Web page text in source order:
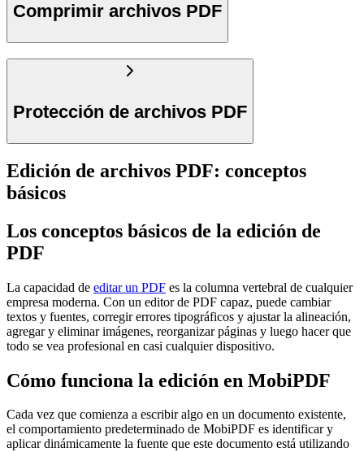
Comprimir archivos PDF
Protección de archivos PDF
Edición de archivos PDF: conceptos
básicos
Los conceptos básicos de la edición de
PDF
La capacidad de editar un PDF es la columna vertebral de cualquier
empresa moderna. Con un editor de PDF capaz, puede cambiar
textos y fuentes, corregir errores tipográficos y ajustar la alineación,
agregar y eliminar imágenes, reorganizar páginas y luego hacer que
todo se vea profesional en casi cualquier dispositivo.
Cómo funciona la edición en MobiPDF
Cada vez que comienza a escribir algo en un documento existente,
el comportamiento predeterminado de MobiPDF es identificar y
aplicar dinámicamente la fuente que este documento está utilizando